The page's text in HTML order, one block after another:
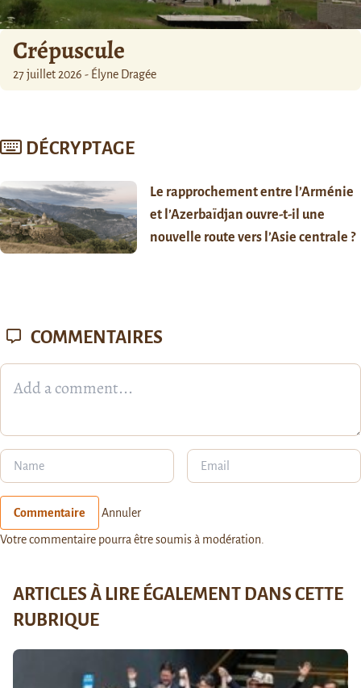
Crépuscule
27 juillet 2026 - Élyne Dragée
DÉCRYPTAGE
Le rapprochement entre l’Arménie
et l’Azerbaïdjan ouvre-t-il une
nouvelle route vers l’Asie centrale ?
COMMENTAIRES
Commentaire Annuler
Votre commentaire pourra être soumis à modération.
ARTICLES À LIRE ÉGALEMENT DANS CETTE
RUBRIQUE